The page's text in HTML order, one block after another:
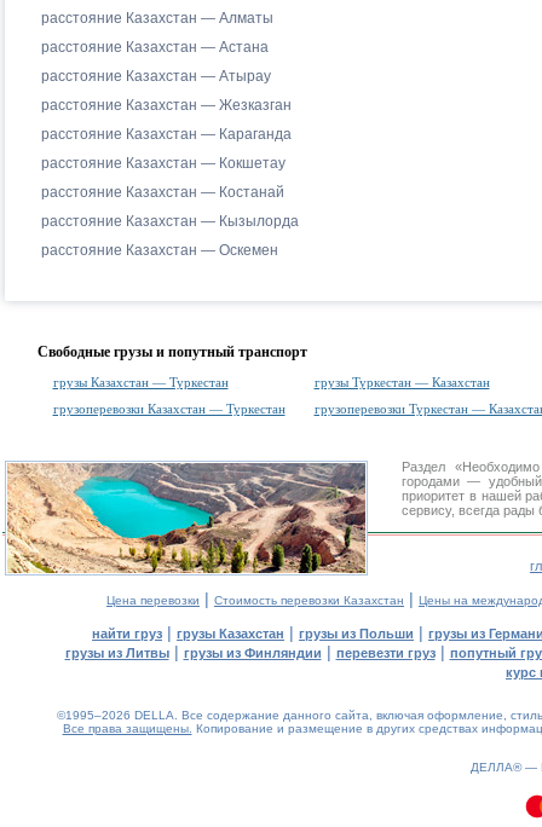
расстояние Казахстан — Алматы
расстояние Казахстан — Астана
расстояние Казахстан — Атырау
расстояние Казахстан — Жезказган
расстояние Казахстан — Караганда
расстояние Казахстан — Кокшетау
расстояние Казахстан — Костанай
расстояние Казахстан — Кызылорда
расстояние Казахстан — Оскемен
Свободные грузы и попутный транспорт
грузы Казахстан — Туркестан
грузы Туркестан — Казахстан
грузоперевозки Казахстан — Туркестан
грузоперевозки Туркестан —
Раздел
городами — удобный
приоритет в нашей
сервису, всегда
Цена перевозки | Стоимость перевозки Казахстан | Цены на
найти груз | грузы Казахстан | грузы из Польши | грузы из
грузы из Литвы| грузы из Финляндии | перевезти груз| попутный
курс
©1995–2026 DELLA. Все содержание данного сайта, включая оформление,
Все права защищены. Копирование и размещение в других средствах
ДЕЛЛА® —